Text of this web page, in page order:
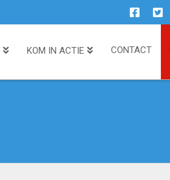
KOM IN ACTIE CONTACT